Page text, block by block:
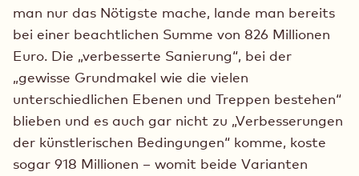
man nur das Nötigste mache, lande man bereits
bei einer beachtlichen Summe von 826 Millionen
Euro. Die „verbesserte Sanierung“, bei der
„gewisse Grundmakel wie die vielen
unterschiedlichen Ebenen und Treppen bestehen“
blieben und es auch gar nicht zu „Verbesserungen
der künstlerischen Bedingungen“ komme, koste
sogar 918 Millionen – womit beide Varianten